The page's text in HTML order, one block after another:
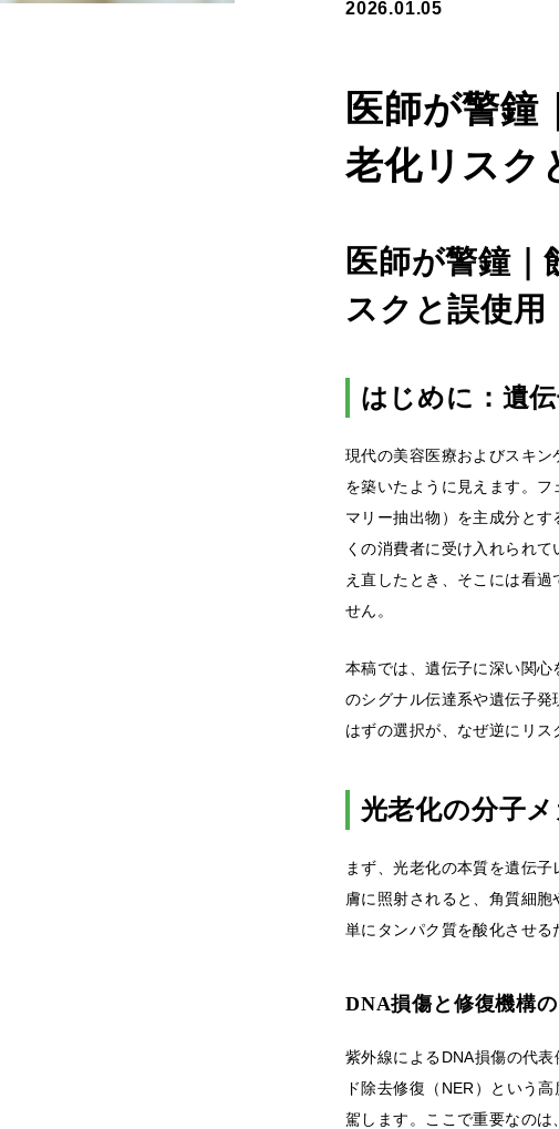
2026.01.05
医師が警鐘
老化リスク
医師が警鐘｜
スクと誤使用
はじめに：遺
現代の美容医療およびスキ
を築いたように見えます。
マリー抽出物）を主成分と
くの消費者に受け入れられ
え直したとき、そこには看
せん。
本稿では、遺伝子に深い関
のシグナル伝達系や遺伝子
はずの選択が、なぜ逆にリス
光老化の分子
まず、光老化の本質を遺伝
膚に照射されると、角質細
単にタンパク質を酸化させる
DNA損傷と修復機構
紫外線によるDNA損傷の代
ド除去修復（NER）という
駕します。ここで重要なの